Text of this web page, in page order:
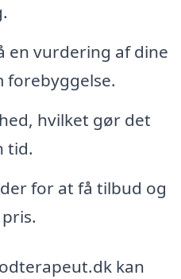
en vurdering af dine
forebyggelse.
hvilket gør det
tid.
for at få tilbud og
kan